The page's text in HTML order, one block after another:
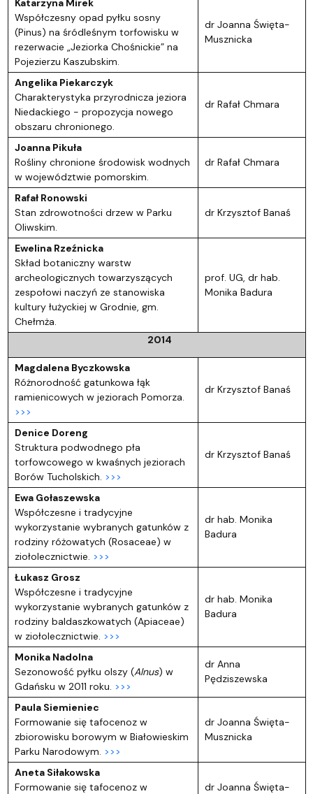
Katarzyna Mirek
Współczesny opad pyłku sosny
(Pinus) na śródleśnym torfowisku w
rezerwacie „Jeziorka Chośnickie” na
Pojezierzu Kaszubskim.
dr Joanna Święta-
Musznicka
Angelika Piekarczyk
Charakterystyka przyrodnicza jeziora
Niedackiego - propozycja nowego
obszaru chronionego.
dr Rafał Chmara
Joanna Pikuła
Rośliny chronione środowisk wodnych
w województwie pomorskim.
dr Rafał Chmara
Rafał Ronowski
Stan zdrowotności drzew w Parku
Oliwskim.
dr Krzysztof Banaś
Ewelina Rzeźnicka
Skład botaniczny warstw
archeologicznych towarzyszących
zespołowi naczyń ze stanowiska
kultury łużyckiej w Grodnie, gm.
Chełmża.
prof. UG, dr hab.
Monika Badura
2014
Magdalena Byczkowska
Różnorodność gatunkowa łąk
ramienicowych w jeziorach Pomorza.
>>>
dr Krzysztof Banaś
Denice Doreng
Struktura podwodnego pła
torfowcowego w kwaśnych jeziorach
Borów Tucholskich. >>>
dr Krzysztof Banaś
Ewa Gołaszewska
Współczesne i tradycyjne
wykorzystanie wybranych gatunków z
rodziny różowatych (Rosaceae) w
ziołolecznictwie. >>>
dr hab. Monika
Badura
Łukasz Grosz
Współczesne i tradycyjne
wykorzystanie wybranych gatunków z
rodziny baldaszkowatych (Apiaceae)
w ziołolecznictwie. >>>
dr hab. Monika
Badura
Monika Nadolna
Sezonowość pyłku olszy (Alnus) w
Gdańsku w 2011 roku. >>>
dr Anna
Pędziszewska
Paula Siemieniec
Formowanie się tafocenoz w
zbiorowisku borowym w Białowieskim
Parku Narodowym. >>>
dr Joanna Święta-
Musznicka
Aneta Siłakowska
Formowanie się tafocenoz w
dr Joanna Święta-